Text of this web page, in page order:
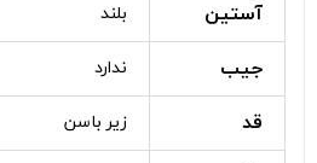
آستین بلند
جیب ندارد
قد زیر باسن